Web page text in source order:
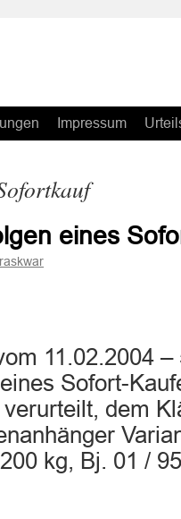
Impressum
eines
raskwar
11.02.2004
Sofort-
dem
kg, Bj. 01 /